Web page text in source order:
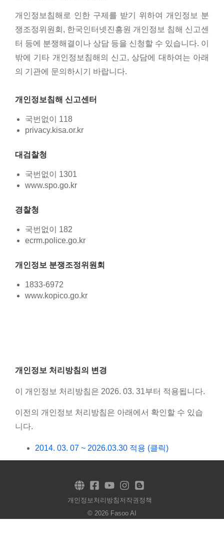
개인정보침해로 인한 구제를 받기 위하여 개인정보 분
쟁조정위원회, 한국인터넷진흥원 개인정보 침해 신고센
터 등에 분쟁해결이나 상담 등을 신청할 수 있습니다. 이
밖에 기타 개인정보침해의 신고, 상담에 대하여는 아래
의 기관에 문의하시기 바랍니다.
개인정보침해 신고센터
국번없이 118
privacy.kisa.or.kr
대검찰청
국번없이 1301
www.spo.go.kr
경찰청
국번없이 182
ecrm.police.go.kr
개인정보 분쟁조정위원회
1833-6972
www.kopico.go.kr
개인정보 처리방침의 변경
이 개인정보 처리방침은 2026. 03. 31부터 적용됩니다.
이전의 개인정보 처리방침은 아래에서 확인할 수 있습
니다.
2014. 03. 07 ~ 2026.03.30 적용 (클릭)
개인정보처리방침 저작권정책
© 2026 Fasoo AI